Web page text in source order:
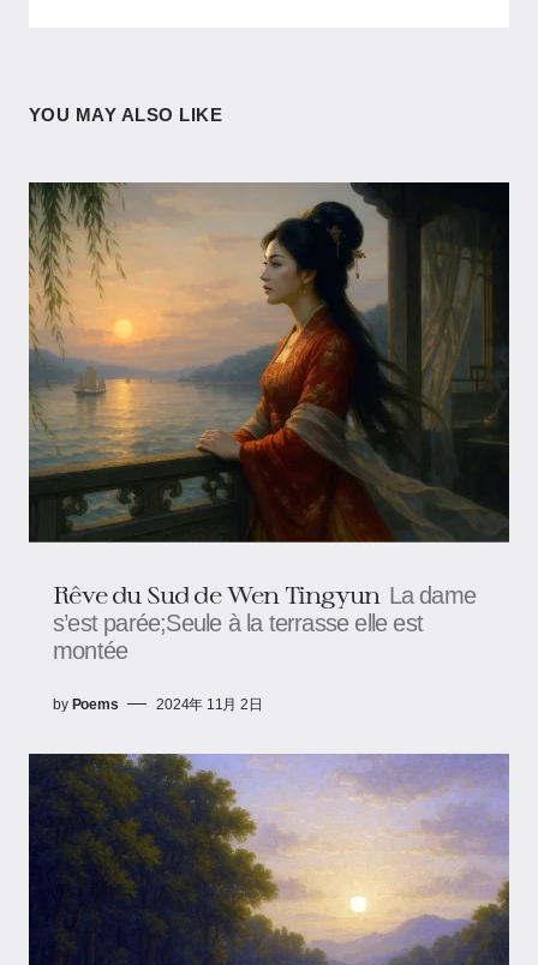
YOU MAY ALSO LIKE
Rêve du Sud de Wen Tingyun La dame
s’est parée;Seule à la terrasse elle est
montée
by Poems 2024年 11月 2日